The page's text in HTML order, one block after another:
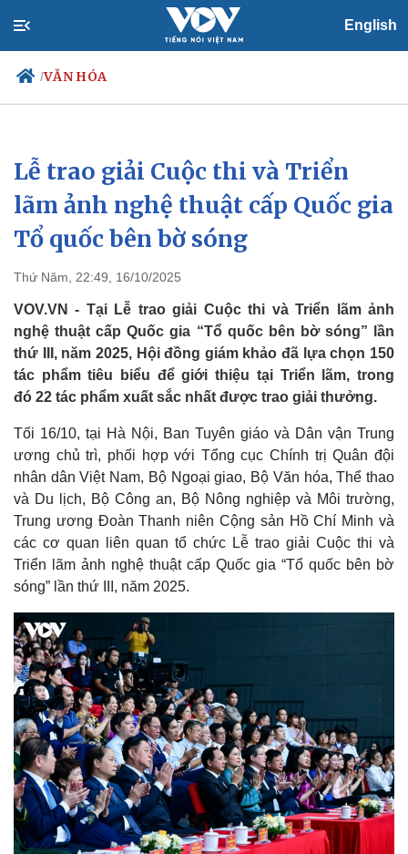
English
/VĂN HÓA
Chính trị
Đảng
Tổ chức nhân sự
Quốc hội
Nhận diện sự thật
Xã hội
Tin 24h
Dự báo thời tiết
Giáo dục
Dấu ấn VOV
Lễ trao giải Cuộc thi và Triển
lãm ảnh nghệ thuật cấp Quốc gia
Tổ quốc bên bờ sóng
Thứ Năm, 22:49, 16/10/2025
VOV.VN - Tại Lễ trao giải Cuộc thi và Triển lãm ảnh
nghệ thuật cấp Quốc gia “Tổ quốc bên bờ sóng” lần
thứ III, năm 2025, Hội đồng giám khảo đã lựa chọn 150
tác phẩm tiêu biểu để giới thiệu tại Triển lãm, trong
đó 22 tác phẩm xuất sắc nhất được trao giải thưởng.
Tối 16/10, tại Hà Nội, Ban Tuyên giáo và Dân vận Trung
ương chủ trì, phối hợp với Tổng cục Chính trị Quân đội
nhân dân Việt Nam, Bộ Ngoại giao, Bộ Văn hóa, Thể thao
và Du lịch, Bộ Công an, Bộ Nông nghiệp và Môi trường,
Trung ương Đoàn Thanh niên Cộng sản Hồ Chí Minh và
các cơ quan liên quan tổ chức Lễ trao giải Cuộc thi và
Triển lãm ảnh nghệ thuật cấp Quốc gia “Tổ quốc bên bờ
sóng” lần thứ III, năm 2025.